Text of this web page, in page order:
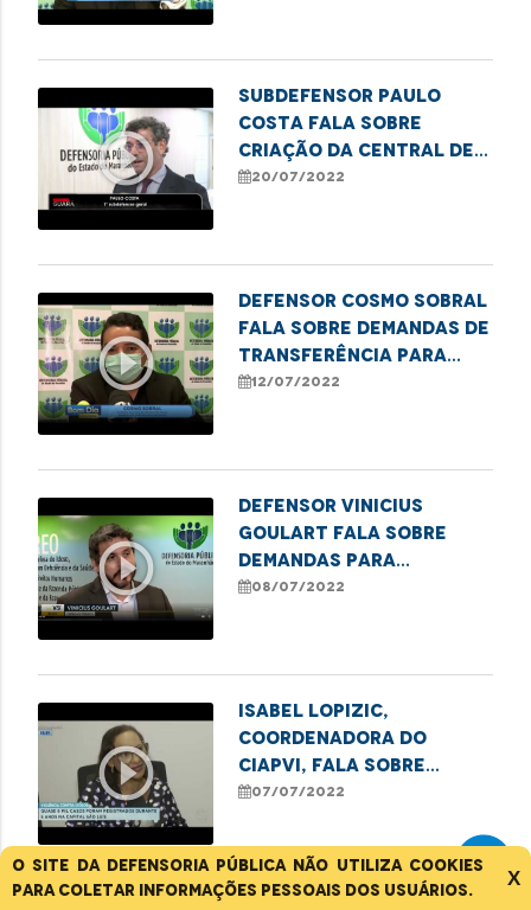
O site da Defensoria Pública não utiliza cookies
para coletar informações pessoais dos usuários.
X
play_circle_outline
Subdefensor Paulo
Costa fala sobre
criação da Central de
Regulação de Vagas
20/07/2022
play_circle_outline
Defensor Cosmo Sobral
fala sobre demandas de
transferência para
leitos de UTI
12/07/2022
play_circle_outline
Defensor Vinicius
Goulart fala sobre
demandas para
transferência para
08/07/2022
play_circle_outline
Isabel Lopizic,
coordenadora do
Ciapvi, fala sobre
casos de violência
Grande Ilha
07/07/2022